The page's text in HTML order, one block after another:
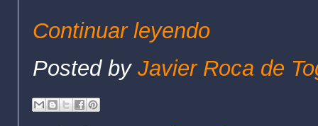
Continuar leyendo
Posted by Javier Roca de